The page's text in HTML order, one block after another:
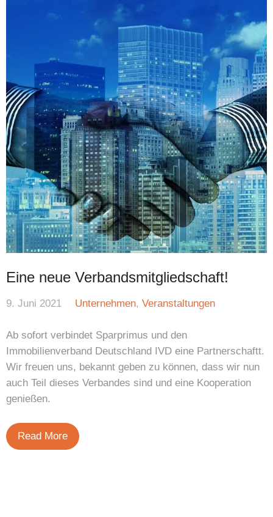
Eine neue Verbandsmitgliedschaft!
9. Juni 2021 Unternehmen, Veranstaltungen
Ab sofort verbindet Sparprimus und den
Immobilienverband Deutschland IVD eine Partnerschaftt.
Wir freuen uns, bekannt geben zu können, dass wir nun
auch Teil dieses Verbandes sind und eine Kooperation
genießen.
Read More